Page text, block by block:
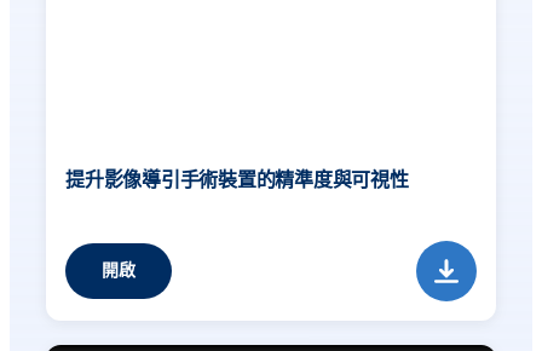
提升影像導引手術裝置的精準度與可視性
開啟